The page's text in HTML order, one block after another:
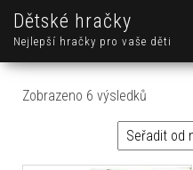
Dětské hračky
Nejlepší hračky pro vaše děti
Zobrazeno 6 výsledků